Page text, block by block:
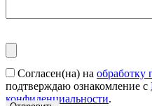
Согласен(на) на обработку
подтверждаю ознакомление с
конфиденциальности.